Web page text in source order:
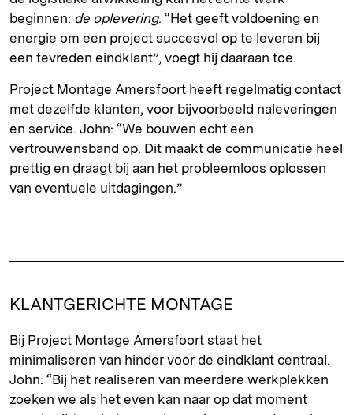
beginnen: de oplevering. “Het geeft voldoening en
energie om een project succesvol op te leveren bij
een tevreden eindklant”, voegt hij daaraan toe.
Project Montage Amersfoort heeft regelmatig contact
met dezelfde klanten, voor bijvoorbeeld naleveringen
en service. John: “We bouwen echt een
vertrouwensband op. Dit maakt de communicatie heel
prettig en draagt bij aan het probleemloos oplossen
van eventuele uitdagingen.”
KLANTGERICHTE MONTAGE
Bij Project Montage Amersfoort staat het
minimaliseren van hinder voor de eindklant centraal.
John: “Bij het realiseren van meerdere werkplekken
zoeken we als het even kan naar op dat moment